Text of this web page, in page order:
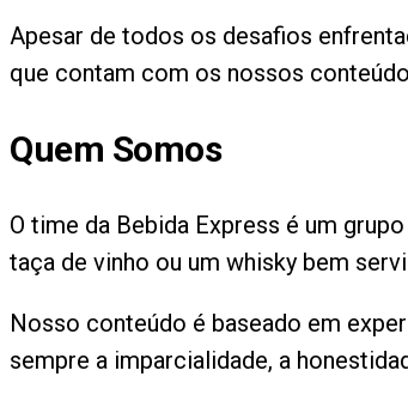
Apesar de todos os desafios
que contam com os nossos
Quem Somos
O time da Bebida Express é um
taça de vinho ou um whisky bem
Nosso conteúdo é baseado em
sempre a imparcialidade, a